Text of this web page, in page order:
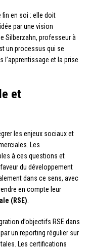
fin en soi : elle doit
par une vision
Silberzahn, professeur à
un processus qui se
l’apprentissage et la prise
et
les enjeux sociaux et
Les
à ces questions et
du développement
dans ce sens, avec
en compte leur
(RSE)
d’objectifs RSE dans
un reporting régulier sur
Les certifications